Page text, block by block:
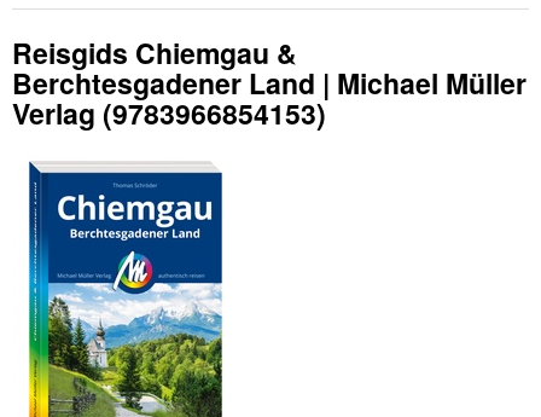
Reisgids Chiemgau &
Berchtesgadener Land | Michael Müller
Verlag (9783966854153)